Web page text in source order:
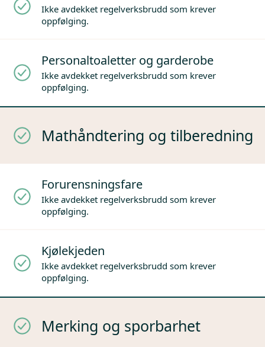
Ikke avdekket regelverksbrudd som krever
oppfølging.
Personaltoaletter og garderobe
Ikke avdekket regelverksbrudd som krever
oppfølging.
Mathåndtering og tilberedning
Forurensningsfare
Ikke avdekket regelverksbrudd som krever
oppfølging.
Kjølekjeden
Ikke avdekket regelverksbrudd som krever
oppfølging.
Merking og sporbarhet